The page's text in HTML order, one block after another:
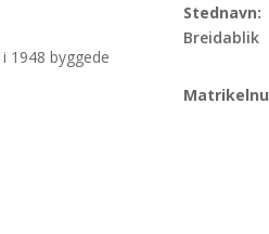
1948 byggede
Stednavn:
Breidablik